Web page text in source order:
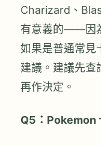
Charizard、
有意義的——因
如果是普通常見
建議。建議先查
再作決定。
Q5：Pokemon